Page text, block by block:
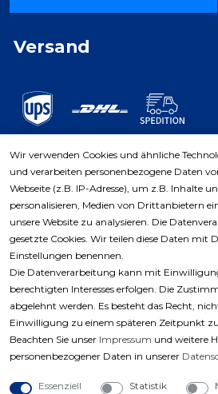
Versand
Zahlungsarten
Wir verwenden Cookies und ähnliche
und verarbeiten personenbezogene Daten
Webseite (z.B. IP-Adresse), um z.B. Inhalte
personalisieren, Medien von Drittanbietern
unsere Website zu analysieren. Die
gesetzte Cookies. Wir teilen diese Daten mit
Einstellungen benennen.
Die Datenverarbeitung kann mit
berechtigten Interesses erfolgen. Die
abgelehnt werden. Es besteht das Recht,
Einwilligung zu einem späteren Zeitpunkt
Beachten Sie unser Impressum und weitere
personenbezogener Daten in unserer
Essenziell Statistik